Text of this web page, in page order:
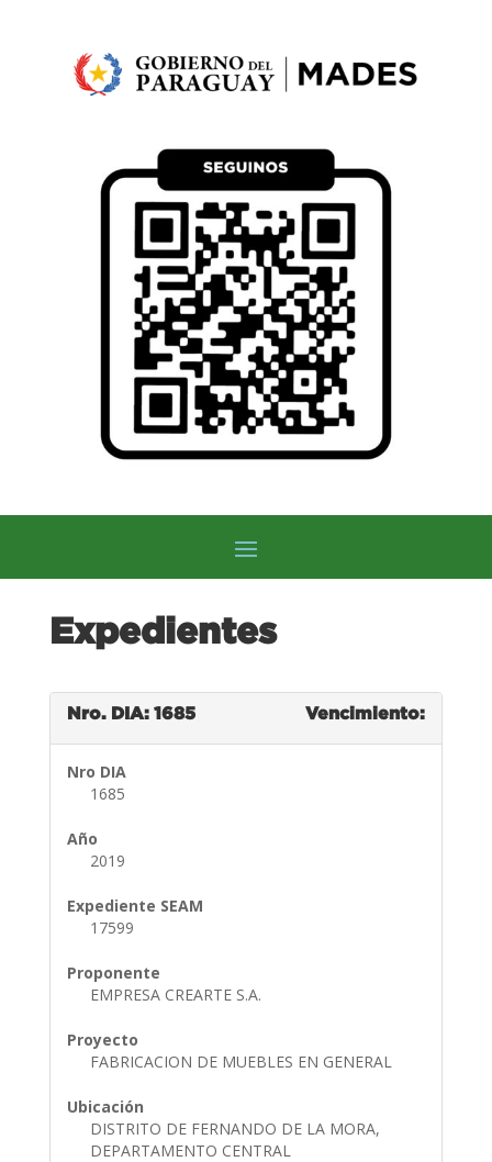
Expedientes
Nro. DIA: 1685 Vencimiento:
Nro DIA
1685
Año
2019
Expediente SEAM
17599
Proponente
EMPRESA CREARTE S.A.
Proyecto
FABRICACION DE MUEBLES EN GENERAL
Ubicación
DISTRITO DE FERNANDO DE LA MORA,
DEPARTAMENTO CENTRAL